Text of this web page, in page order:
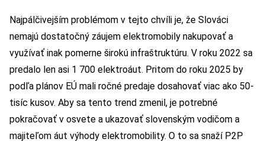
Najpálčivejším problémom v tejto chvíli je, že Slováci
nemajú dostatočný záujem elektromobily nakupovať a
využívať inak pomerne širokú infraštruktúru. V roku 2022 sa
predalo len asi 1 700 elektroáut. Pritom do roku 2025 by
podľa plánov EÚ mali ročné predaje dosahovať viac ako 50-
tisíc kusov. Aby sa tento trend zmenil, je potrebné
pokračovať v osvete a ukazovať slovenským vodičom a
majiteľom áut výhody elektromobility. O to sa snaží P2P